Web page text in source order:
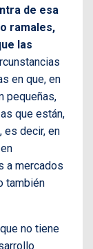
de esa
ramales,
las
en que, en
pequeñas,
que están,
es decir, en
a mercados
también
no tiene